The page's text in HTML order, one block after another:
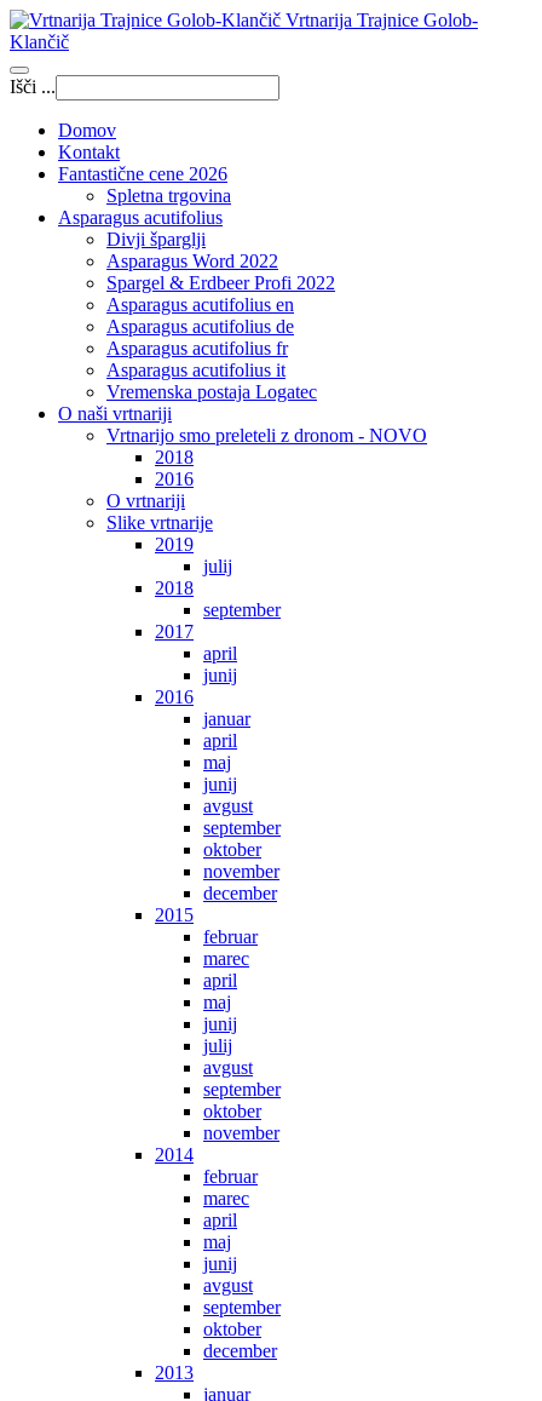
Vrtnarija Trajnice Golob-
Klančič
Išči ...
Domov
Kontakt
Fantastične cene 2026
Spletna trgovina
Asparagus acutifolius
Divji šparglji
Asparagus Word 2022
Spargel & Erdbeer Profi 2022
Asparagus acutifolius en
Asparagus acutifolius de
Asparagus acutifolius fr
Asparagus acutifolius it
Vremenska postaja Logatec
O naši vrtnariji
Vrtnarijo smo preleteli z dronom - NOVO
2018
2016
O vrtnariji
Slike vrtnarije
2019
julij
2018
september
2017
april
junij
2016
januar
april
maj
junij
avgust
september
oktober
november
december
2015
februar
marec
april
maj
junij
julij
avgust
september
oktober
november
2014
februar
marec
april
maj
junij
avgust
september
oktober
december
2013
januar